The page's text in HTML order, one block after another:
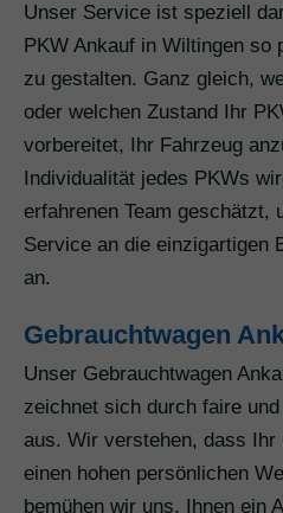
Unser Service ist speziell
PKW Ankauf in Wiltingen so
zu gestalten. Ganz gleich,
oder welchen Zustand Ihr
vorbereitet, Ihr Fahrzeug
Individualität jedes PKWs
erfahrenen Team geschätzt,
Service an die einzigartigen
an.
Gebrauchtwagen
Unser Gebrauchtwagen
zeichnet sich durch faire
aus. Wir verstehen, dass Ihr
einen hohen persönlichen
bemühen wir uns, Ihnen ein